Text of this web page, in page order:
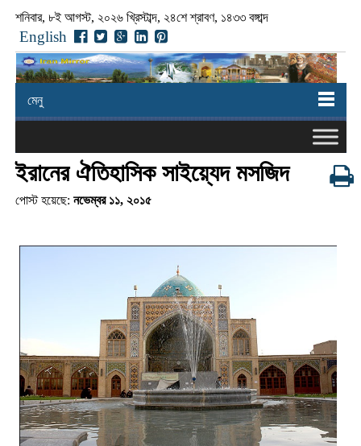
শনিবার, ৮ই আগস্ট, ২০২৬ খ্রিস্টাব্দ, ২৪শে শ্রাবণ, ১৪৩৩ বঙ্গাব্দ
English
মেনু
ইরানের ঐতিহাসিক সাইয়্যেদ মসজিদ
পোস্ট হয়েছে: নভেম্বর ১১, ২০১৫